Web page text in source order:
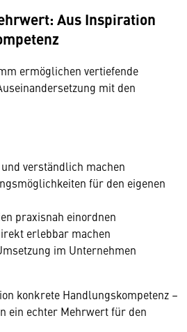
Aus Inspiration
ermöglichen vertiefende
mit den
verständlich machen
für den eigenen
praxisnah einordnen
erlebbar machen
im Unternehmen
konkrete Handlungskompetenz –
ein echter Mehrwert für den